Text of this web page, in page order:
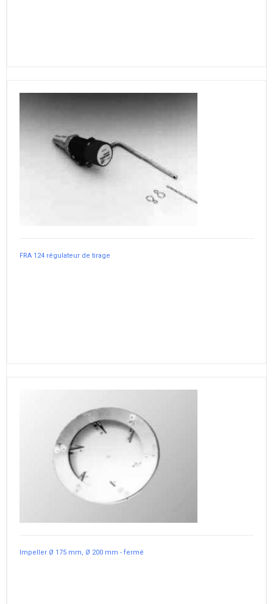
FRA 124 régulateur de tirage
Impeller Ø 175 mm, Ø 200 mm - fermé